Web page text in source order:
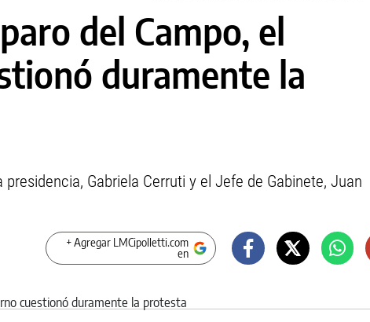
del Campo, el
duramente la
Gabriela Cerruti y el Jefe de Gabinete, Juan
+ Agregar LMCipolletti.com
en